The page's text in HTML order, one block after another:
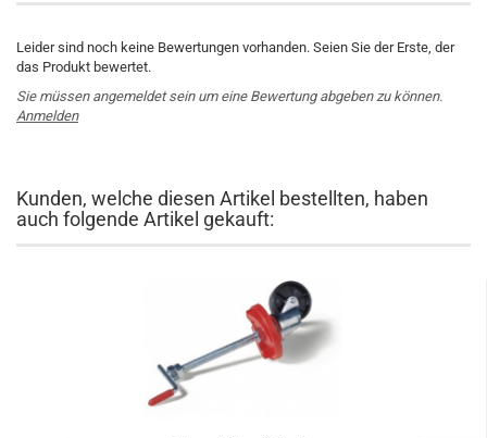
Leider sind noch keine Bewertungen vorhanden. Seien Sie der Erste, der
das Produkt bewertet.
Sie müssen angemeldet sein um eine Bewertung abgeben zu können.
Anmelden
Kunden, welche diesen Artikel bestellten, haben
auch folgende Artikel gekauft: